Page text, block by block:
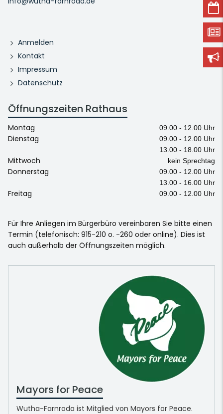
Anmelden
Kontakt
Impressum
Datenschutz
Öffnungszeiten Rathaus
Montag 09.00 - 12.00 Uhr
Dienstag
09.00 - 12.00 Uhr
13.00 - 18.00 Uhr
Mittwoch kein Sprechtag
Donnerstag
09.00 - 12.00 Uhr
13.00 - 16.00 Uhr
Freitag 09.00 - 12.00 Uhr
Für Ihre Anliegen im Bürgerbüro vereinbaren Sie bitte einen
Termin (telefonisch: 915-210 o. -260 oder online). Dies ist
auch außerhalb der Öffnungszeiten möglich.
Mayors for Peace
Wutha-Farnroda ist Mitglied von Mayors for Peace.